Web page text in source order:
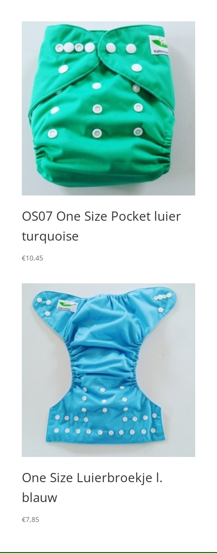
OS07 One Size Pocket luier
turquoise
€10,45
One Size Luierbroekje l.
blauw
€7,85